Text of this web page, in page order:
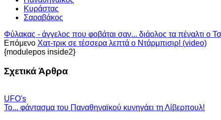
Κυράστας
Σαραβάκος
Φύλακας - άγγελος που φοβάται σαν... διάολος τα πέναλτι ο
Επόμενο Χατ-τρικ σε τέσσερα λεπτά ο Ντάρμπισιρ! (video)
{modulepos inside2}
Σχετικά Άρθρα
UFO's
Το... φάντασμα του Παναθηναϊκού κυνηγάει τη Λίβερπουλ!